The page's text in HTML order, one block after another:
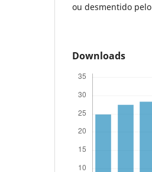
ou desmentido
Downloads